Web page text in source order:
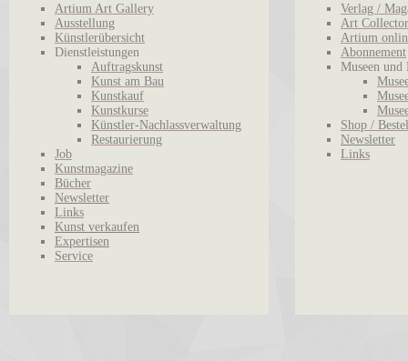
Artium Art Gallery
Ausstellung
Künstlerübersicht
Dienstleistungen
Auftragskunst
Kunst am Bau
Kunstkauf
Kunstkurse
Künstler-Nachlassverwaltung
Restaurierung
Job
Kunstmagazine
Bücher
Newsletter
Links
Kunst verkaufen
Expertisen
Service
Verlag /
Art
Artium
Abonnement
Museen und
Shop /
Newsletter
Links